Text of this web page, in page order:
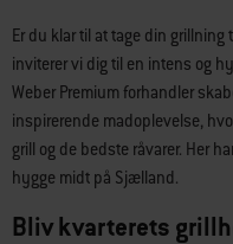
Er du klar til at tage din
inviterer vi dig til en intens og
Weber Premium forhandler
inspirerende madoplevelse,
grill og de bedste råvarer. Her
hygge midt på Sjælland.
Bliv kvarterets